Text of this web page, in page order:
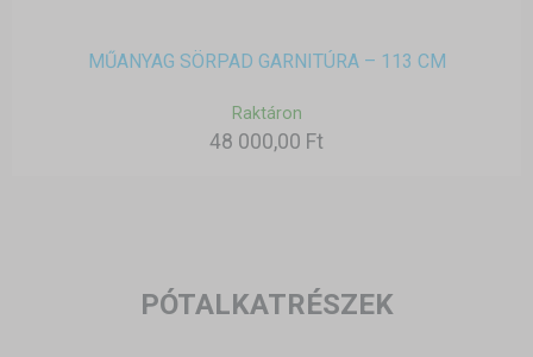
MŰANYAG SÖRPAD GARNITÚRA – 113 CM
Raktáron
48 000,00 Ft
PÓTALKATRÉSZEK